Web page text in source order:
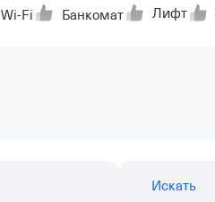
Wi-Fi Банкомат Лифт
Искать